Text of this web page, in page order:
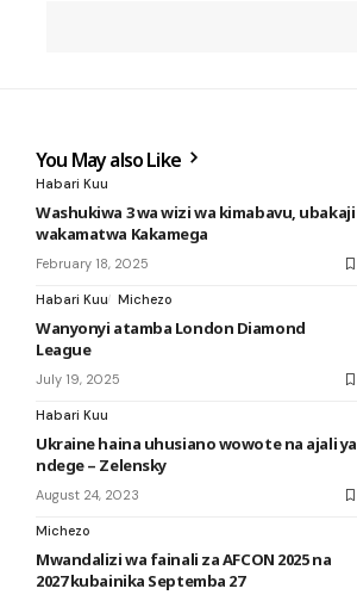
You May also Like
Habari Kuu
Washukiwa 3 wa wizi wa kimabavu, ubakaji
wakamatwa Kakamega
February 18, 2025
Habari Kuu Michezo
Wanyonyi atamba London Diamond
League
July 19, 2025
Habari Kuu
Ukraine haina uhusiano wowote na ajali ya
ndege – Zelensky
August 24, 2023
Michezo
Mwandalizi wa fainali za AFCON 2025 na
2027 kubainika Septemba 27